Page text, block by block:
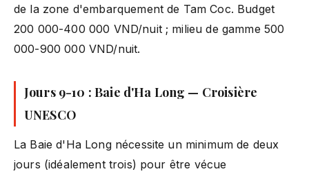
de la zone d'embarquement de Tam Coc. Budget
200 000-400 000 VND/nuit ; milieu de gamme 500
000-900 000 VND/nuit.
Jours 9-10 : Baie d'Ha Long — Croisière
UNESCO
La Baie d'Ha Long nécessite un minimum de deux
jours (idéalement trois) pour être vécue